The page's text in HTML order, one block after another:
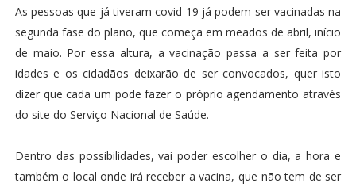
As pessoas que já tiveram covid-19 já podem ser vacinadas na
segunda fase do plano, que começa em meados de abril, início
de maio. Por essa altura, a vacinação passa a ser feita por
idades e os cidadãos deixarão de ser convocados, quer isto
dizer que cada um pode fazer o próprio agendamento através
do site do Serviço Nacional de Saúde.
Dentro das possibilidades, vai poder escolher o dia, a hora e
também o local onde irá receber a vacina, que não tem de ser